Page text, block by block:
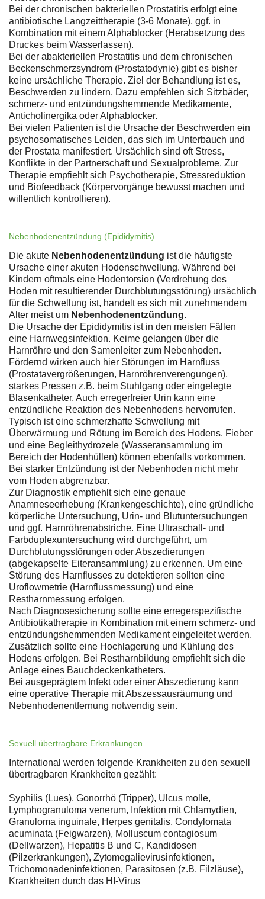
Bei der chronischen bakteriellen Prostatitis erfolgt eine
antibiotische Langzeittherapie (3-6 Monate), ggf. in
Kombination mit einem Alphablocker (Herabsetzung des
Druckes beim Wasserlassen).
Bei der abakteriellen Prostatitis und dem chronischen
Beckenschmerzsyndrom (Prostatodynie) gibt es bisher
keine ursächliche Therapie. Ziel der Behandlung ist es,
Beschwerden zu lindern. Dazu empfehlen sich Sitzbäder,
schmerz- und entzündungshemmende Medikamente,
Anticholinergika oder Alphablocker.
Bei vielen Patienten ist die Ursache der Beschwerden ein
psychosomatisches Leiden, das sich im Unterbauch und
der Prostata manifestiert. Ursächlich sind oft Stress,
Konflikte in der Partnerschaft und Sexualprobleme. Zur
Therapie empfiehlt sich Psychotherapie, Stressreduktion
und Biofeedback (Körpervorgänge bewusst machen und
willentlich kontrollieren).
Nebenhodenentzündung (Epididymitis)
Die akute Nebenhodenentzündung ist die häufigste
Ursache einer akuten Hodenschwellung. Während bei
Kindern oftmals eine Hodentorsion (Verdrehung des
Hoden mit resultierender Durchblutungsstörung) ursächlich
für die Schwellung ist, handelt es sich mit zunehmendem
Alter meist um Nebenhodenentzündung.
Die Ursache der Epididymitis ist in den meisten Fällen
eine Harnwegsinfektion. Keime gelangen über die
Harnröhre und den Samenleiter zum Nebenhoden.
Fördernd wirken auch hier Störungen im Harnfluss
(Prostatavergrößerungen, Harnröhrenverengungen),
starkes Pressen z.B. beim Stuhlgang oder eingelegte
Blasenkatheter. Auch erregerfreier Urin kann eine
entzündliche Reaktion des Nebenhodens hervorrufen.
Typisch ist eine schmerzhafte Schwellung mit
Überwärmung und Rötung im Bereich des Hodens. Fieber
und eine Begleithydrozele (Wasseransammlung im
Bereich der Hodenhüllen) können ebenfalls vorkommen.
Bei starker Entzündung ist der Nebenhoden nicht mehr
vom Hoden abgrenzbar.
Zur Diagnostik empfiehlt sich eine genaue
Anamneseerhebung (Krankengeschichte), eine gründliche
körperliche Untersuchung, Urin- und Blutuntersuchungen
und ggf. Harnröhrenabstriche. Eine Ultraschall- und
Farbduplexuntersuchung wird durchgeführt, um
Durchblutungsstörungen oder Abszedierungen
(abgekapselte Eiteransammlung) zu erkennen. Um eine
Störung des Harnflusses zu detektieren sollten eine
Uroflowmetrie (Harnflussmessung) und eine
Restharnmessung erfolgen.
Nach Diagnosesicherung sollte eine erregerspezifische
Antibiotikatherapie in Kombination mit einem schmerz- und
entzündungshemmenden Medikament eingeleitet werden.
Zusätzlich sollte eine Hochlagerung und Kühlung des
Hodens erfolgen. Bei Restharnbildung empfiehlt sich die
Anlage eines Bauchdeckenkatheters.
Bei ausgeprägtem Infekt oder einer Abszedierung kann
eine operative Therapie mit Abszessausräumung und
Nebenhodenentfernung notwendig sein.
Sexuell übertragbare Erkrankungen
International werden folgende Krankheiten zu den sexuell
übertragbaren Krankheiten gezählt:
Syphilis (Lues), Gonorrhö (Tripper), Ulcus molle,
Lymphogranuloma venerum, Infektion mit Chlamydien,
Granuloma inguinale, Herpes genitalis, Condylomata
acuminata (Feigwarzen), Molluscum contagiosum
(Dellwarzen), Hepatitis B und C, Kandidosen
(Pilzerkrankungen), Zytomegalievirusinfektionen,
Trichomonadeninfektionen, Parasitosen (z.B. Filzläuse),
Krankheiten durch das HI-Virus